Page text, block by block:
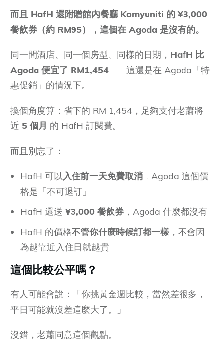
而且 HafH 還附贈館內餐廳 Komyuniti 的 ¥3,000
餐飲券（約 RM95），這個在 Agoda 是沒有的。
同一間酒店、同一個房型、同樣的日期， HafH 比
Agoda 便宜了 RM1,454——這還是在 Agoda「特
惠促銷」的情況下。
換個角度算：省下的 RM 1,454，足夠支付老蕭將
近 5 個月 的 HafH 訂閱費。
而且別忘了：
HafH 可以入住前一天免費取消 ，Agoda 這個價
格是「不可退訂」
HafH 還送 ¥3,000 餐飲券 ，Agoda 什麼都沒有
HafH 的價格不管你什麼時候訂都一樣 ，不會因
為越靠近入住日就越貴
這個比較公平嗎？
有人可能會說：「你挑黃金週比較，當然差很多，
平日可能就沒差這麼大了。」
沒錯，老蕭同意這個觀點。